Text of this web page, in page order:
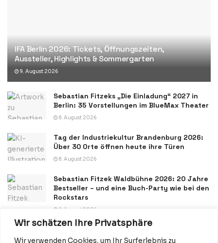
Wir schätzen Ihre Privatsphäre
Wir verwenden Cookies, um Ihr Surferlebnis zu
IFA Berlin 2026: Tickets, Öffnungszeiten,
Aussteller, Highlights & Sommergarten
9. August 2026
Sebastian Fitzeks „Die Einladung“ 2027 in
Berlin: 35 Vorstellungen im BlueMax Theater
8. August 2026
Tag der Industriekultur Brandenburg 2026:
Über 30 Orte öffnen heute ihre Türen
8. August 2026
Sebastian Fitzek Waldbühne 2026: 20 Jahre
Bestseller – und eine Buch-Party wie bei den
Rockstars
8. August 2026